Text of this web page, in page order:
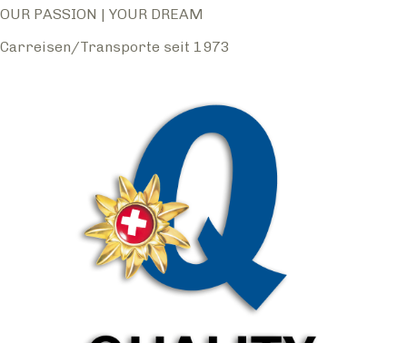
OUR PASSION | YOUR DREAM
Carreisen/Transporte seit 1973